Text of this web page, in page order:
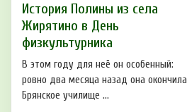
История Полины из села
Жирятино в День
физкультурника
В этом году для неё он особенный:
ровно два месяца назад она окончила
Брянское училище ...